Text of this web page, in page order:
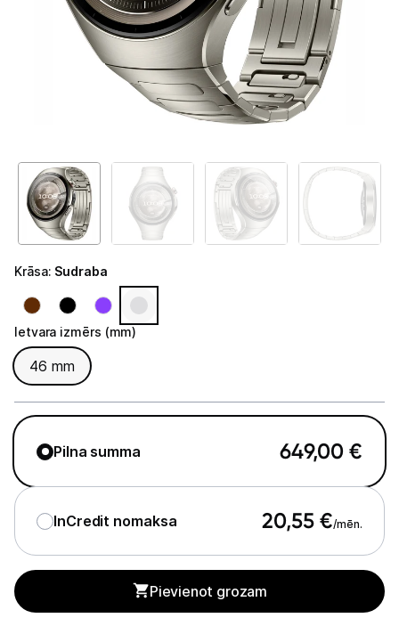
Telefoni, planšetdatori
Viedierīces
Viedpulksteņi un aproces
Viedie gredzeni
Fitnesa aproces
Aksesuāri viedpulksteņiem
Droni un piederumi
Izklaide un atpūta
Video
GPS
Elektrostacijas un saules paneļi
Zāles pļāvēji roboti
Sadzīves tehnika
Skaistumkopšana
Sports un atpūta
Krāsa: Sudraba
Ietvara izmērs (mm)
Ietvara izmērs (mm)
46 mm
Pilna summa 649,00 €
InCredit nomaksa 20,55 €/mēn.
Pievienot grozam